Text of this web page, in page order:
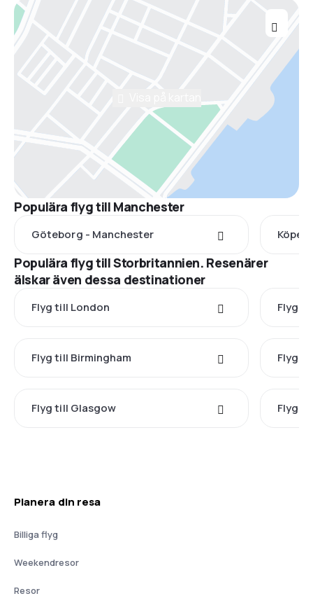
Populära flyg till Manchester
Göteborg - Manchester
Populära flyg till Storbritannien. Resenärer
älskar även dessa destinationer
Flyg till London Flyg
Flyg till Birmingham Flyg
Flyg till Glasgow Flyg
Planera din resa
Billiga flyg
Weekendresor
Resor